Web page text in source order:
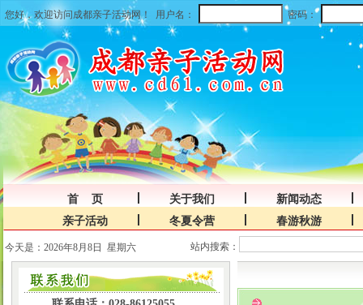
您好，欢迎访问成都亲子活动网！ 用户名： 密码：
首 页 关于我们
新闻动态
亲子活动
冬夏令营 春游秋游
今天是：2026年8月8日 星期六 站内搜索：